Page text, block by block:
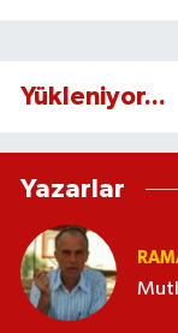
Yükleniyor...
Yazarlar